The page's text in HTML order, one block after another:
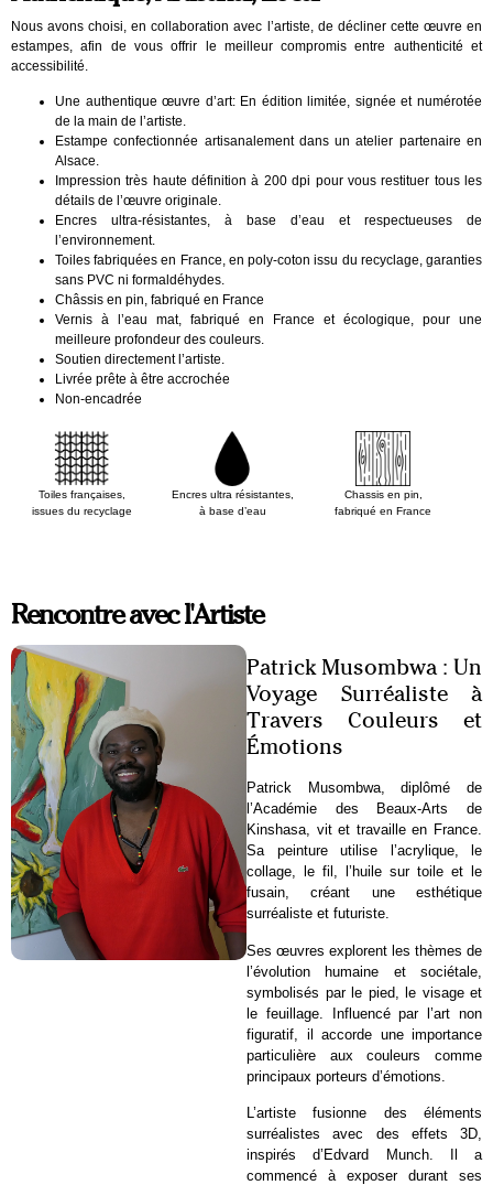
Nous avons choisi, en collaboration avec l’artiste, de décliner cette œuvre en
estampes, afin de vous offrir le meilleur compromis entre authenticité et
accessibilité.
Une authentique œuvre d’art: En édition limitée, signée et numérotée
de la main de l’artiste.
Estampe confectionnée artisanalement dans un atelier partenaire en
Alsace.
Impression très haute définition à 200 dpi pour vous restituer tous les
détails de l’œuvre originale.
Encres ultra-résistantes, à base d’eau et respectueuses de
l’environnement.
Toiles fabriquées en France, en poly-coton issu du recyclage, garanties
sans PVC ni formaldéhydes.
Châssis en pin, fabriqué en France
Vernis à l’eau mat, fabriqué en France et écologique, pour une
meilleure profondeur des couleurs.
Soutien directement l’artiste.
Livrée prête à être accrochée
Non-encadrée
Toiles françaises,
issues du recyclage
Chassis en pin,
fabriqué en France
Encres ultra résistantes,
à base d’eau
Rencontre avec l'Artiste
Patrick Musombwa : Un
Voyage Surréaliste à
Travers Couleurs et
Émotions
Patrick Musombwa, diplômé de
l’Académie des Beaux-Arts de
Kinshasa, vit et travaille en France.
Sa peinture utilise l’acrylique, le
collage, le fil, l’huile sur toile et le
fusain, créant une esthétique
surréaliste et futuriste.
Ses œuvres explorent les thèmes de
l’évolution humaine et sociétale,
symbolisés par le pied, le visage et
le feuillage. Influencé par l’art non
figuratif, il accorde une importance
particulière aux couleurs comme
principaux porteurs d’émotions.
L’artiste fusionne des éléments
surréalistes avec des effets 3D,
inspirés d’Edvard Munch. Il a
commencé à exposer durant ses